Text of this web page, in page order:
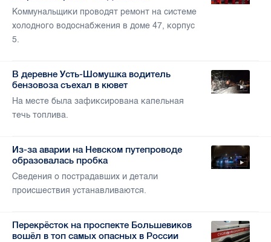
Коммунальщики проводят ремонт на системе
холодного водоснабжения в доме 47, корпус
5.
В деревне Усть-Шомушка водитель
бензовоза съехал в кювет
На месте была зафиксирована капельная
течь топлива.
Из-за аварии на Невском путепроводе
образовалась пробка
Сведения о пострадавших и детали
происшествия устанавливаются.
Перекрёсток на проспекте Большевиков
вошёл в топ самых опасных в России